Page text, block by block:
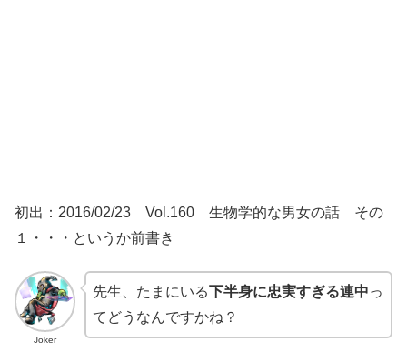
初出：2016/02/23 Vol.160 生物学的な男女の話 その
１・・・というか前書き
Joker
先生、たまにいる 下半身に忠実すぎる連中っ
てどうなんですかね？